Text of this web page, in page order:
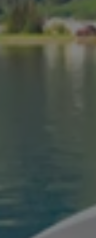
Pris på undervognsbehandling
Rustbeskyttelse